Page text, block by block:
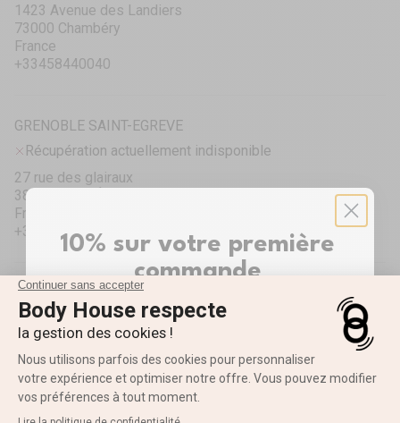
1423 Avenue des Landiers
73000 Chambéry
France
+33458440040
GRENOBLE SAINT-EGREVE
Récupération actuellement indisponible
27 rue des glairaux
38120 Saint-Égrève
France
+33458470050
JACOU
Récupération actuellement indisponible
4 Rue Louis Bréguet
34830 Jacou
France
+33448190297
10% sur votre première
commande
Inscrivez-vous pour recevoir votre réduction ✨
Prénom
E-mail